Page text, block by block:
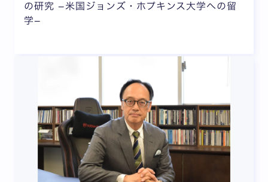
の研究 −米国ジョンズ・ホプキンス大学への留
学−